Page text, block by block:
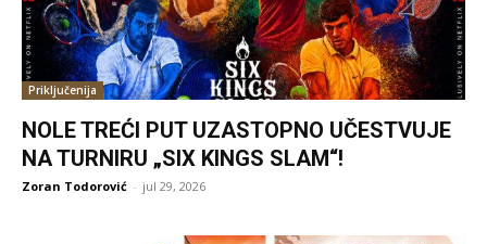
Priključenija
NOLE TREĆI PUT UZASTOPNO UČESTVUJE
NA TURNIRU „SIX KINGS SLAM“!
Zoran Todorović - jul 29, 2026